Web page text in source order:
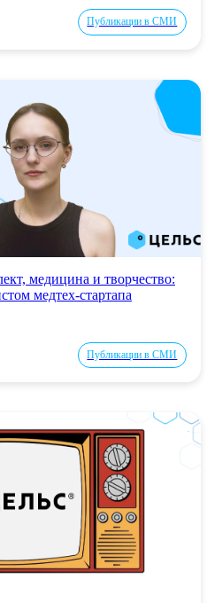
Публикации в СМИ
медицина и творчество:
медтех-стартапа
Публикации в СМИ